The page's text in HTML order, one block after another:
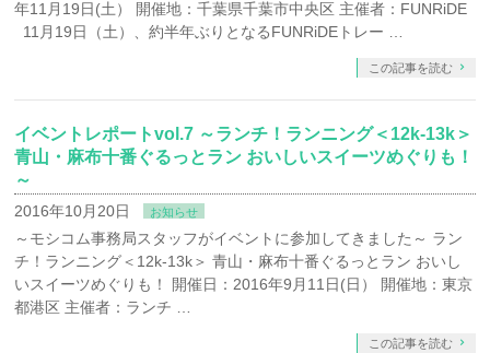
年11月19日(土） 開催地：千葉県千葉市中央区 主催者：FUNRiDE
11月19日（土）、約半年ぶりとなるFUNRiDEトレー …
この記事を読む
イベントレポートvol.7 ～ランチ！ランニング＜12k-13k＞
青山・麻布十番ぐるっとラン おいしいスイーツめぐりも！
～
2016年10月20日 お知らせ
～モシコム事務局スタッフがイベントに参加してきました～ ラン
チ！ランニング＜12k-13k＞ 青山・麻布十番ぐるっとラン おいし
いスイーツめぐりも！ 開催日：2016年9月11日(日） 開催地：東京
都港区 主催者：ランチ …
この記事を読む